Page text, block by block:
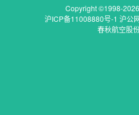
Copyright ©1998-
沪ICP备11008880号-1 沪公
春秋航空股